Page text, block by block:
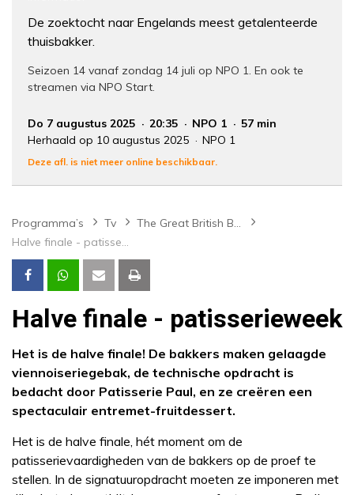
De zoektocht naar Engelands meest getalenteerde
thuisbakker.
Seizoen 14 vanaf zondag 14 juli op NPO 1. En ook te
streamen via NPO Start.
Do 7 augustus 2025 20:35 NPO 1
57 min
Herhaald op 10 augustus 2025
NPO 1
Deze afl. is niet meer online beschikbaar.
Programma’s Tv
The Great British Bake Off
Halve finale - patisserieweek
Halve finale - patisserieweek
Het is de halve finale! De bakkers maken gelaagde
viennoiseriegebak, de technische opdracht is
bedacht door Patisserie Paul, en ze creëren een
spectaculair entremet-fruitdessert.
Het is de halve finale, hét moment om de
patisserievaardigheden van de bakkers op de proef te
stellen. In de signatuuropdracht moeten ze imponeren met